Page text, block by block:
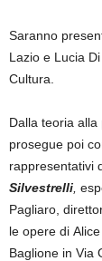
Saranno
Lazio e Lucia
Cultura.
Dalla teoria
prosegue poi
rappresentativi
Silvestrelli
Pagliaro,
le opere di
Baglione in Via